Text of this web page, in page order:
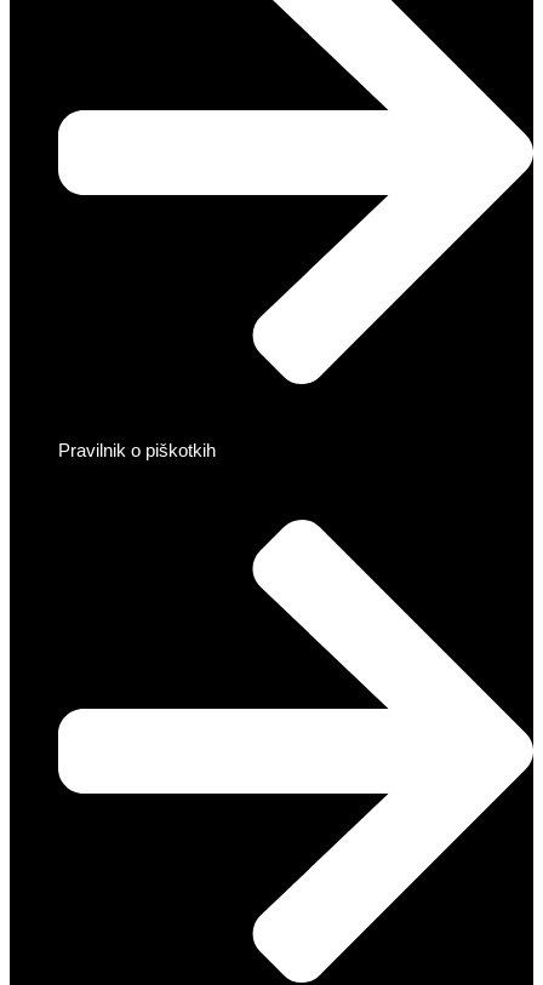
Pravilnik o piškotkih